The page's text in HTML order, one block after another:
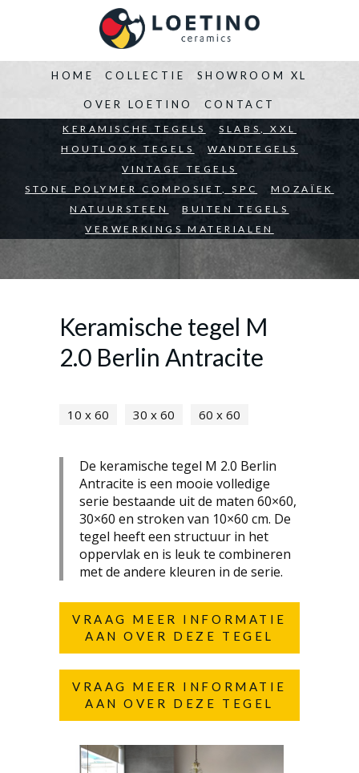
HOME
BEDRIJVEN ARCHITECTEN PARTICULIEREN
COLLECTIE
KERAMISCHE TEGELS
SLABS, XXL
HOUTLOOK TEGELS
WANDTEGELS
VINTAGE TEGELS
STONE POLYMER COMPOSIET, SPC
MOZAÏEK
NATUURSTEEN
BUITEN TEGELS
VERWERKINGS MATERIALEN
SHOWROOM XL
OVER LOETINO CONTACT
Keramische tegel M
2.0 Berlin Antracite
10 x 60 30 x 60 60 x 60
De keramische tegel M 2.0 Berlin
Antracite is een mooie volledige
serie bestaande uit de maten 60×60,
30×60 en stroken van 10×60 cm. De
tegel heeft een structuur in het
oppervlak en is leuk te combineren
met de andere kleuren in de serie.
VRAAG MEER INFORMATIE
AAN OVER DEZE TEGEL
VRAAG MEER INFORMATIE
AAN OVER DEZE TEGEL